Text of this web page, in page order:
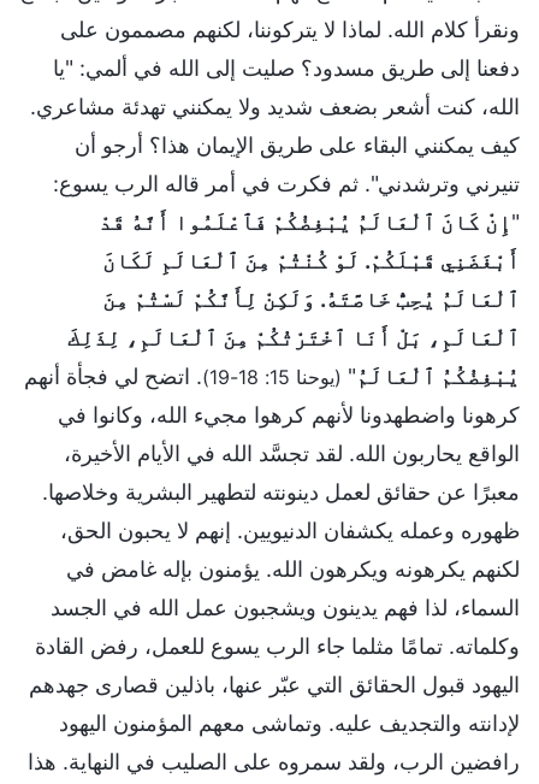
ونقرأ كلام الله. لماذا لا يتركوننا، لكنهم مصممون على
دفعنا إلى طريق مسدود؟ صليت إلى الله في ألمي: "يا
الله، كنت أشعر بضعف شديد ولا يمكنني تهدئة مشاعري.
كيف يمكنني البقاء على طريق الإيمان هذا؟ أرجو أن
تنيرني وترشدني". ثم فكرت في أمر قاله الرب يسوع:
" إِنْ كَانَ ٱلْعَالَمُ يُبْغِضُكُمْ فَٱعْلَمُوا أَنَّهُ قَدْ
أَبْغَضَنِي قَبْلَكُمْ. لَوْ كُنْتُمْ مِنَ ٱلْعَالَمِ لَكَانَ
ٱلْعَالَمُ يُحِبُّ خَاصَّتَهُ. وَلَكِنْ لِأَنَّكُمْ لَسْتُمْ مِنَ
ٱلْعَالَمِ، بَلْ أَنَا ٱخْتَرْتُكُمْ مِنَ ٱلْعَالَمِ، لِذَلِكَ
يُبْغِضُكُمُ ٱلْعَالَمُ" (يوحنا 15: 18-19)
. اتضح لي فجأة أنهم
كرهونا واضطهدونا لأنهم كرهوا مجيء الله، وكانوا في
الواقع يحاربون الله. لقد تجسَّد الله في الأيام الأخيرة،
معبرًا عن حقائق لعمل دينونته لتطهير البشرية وخلاصها.
ظهوره وعمله يكشفان الدنيويين. إنهم لا يحبون الحق،
لكنهم يكرهونه ويكرهون الله. يؤمنون بإله غامض في
السماء، لذا فهم يدينون ويشجبون عمل الله في الجسد
وكلماته. تمامًا مثلما جاء الرب يسوع للعمل، رفض القادة
اليهود قبول الحقائق التي عبّر عنها، باذلين قصارى جهدهم
لإدانته والتجديف عليه. وتماشى معهم المؤمنون اليهود
رافضين الرب، ولقد سمروه على الصليب في النهاية. هذا